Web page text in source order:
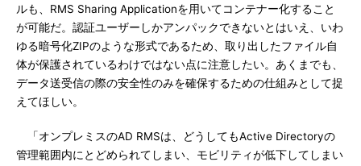
ルも、RMS Sharing Applicationを用いてコンテナー化すること
が可能だ。認証ユーザーしかアンパックできないとはいえ、いわ
ゆる暗号化ZIPのような形式であるため、取り出したファイル自
体が保護されているわけではない点に注意したい。あくまでも、
データ送受信の際の安全性のみを確保するための仕組みとして捉
えてほしい。
「オンプレミスのAD RMSは、どうしてもActive Directoryの
管理範囲内にとどめられてしまい、モビリティが低下してしまい